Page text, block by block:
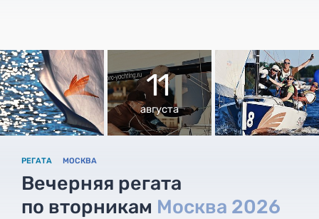
11
августа
РЕГАТА МОСКВА
Вечерняя регата
по вторникам Москва 2026